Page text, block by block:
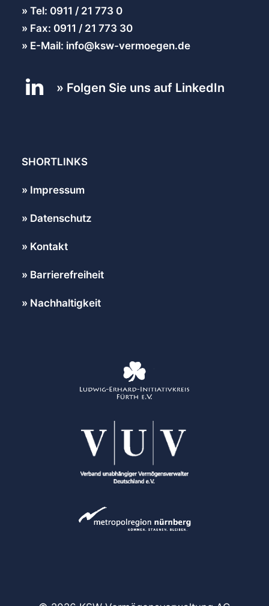
Tel: 0911 / 21 773 0
Fax: 0911 / 21 773 30
E-Mail: info@ksw-vermoegen.de
Folgen Sie uns auf LinkedIn
SHORTLINKS
Impressum
Datenschutz
Kontakt
Barrierefreiheit
Nachhaltigkeit